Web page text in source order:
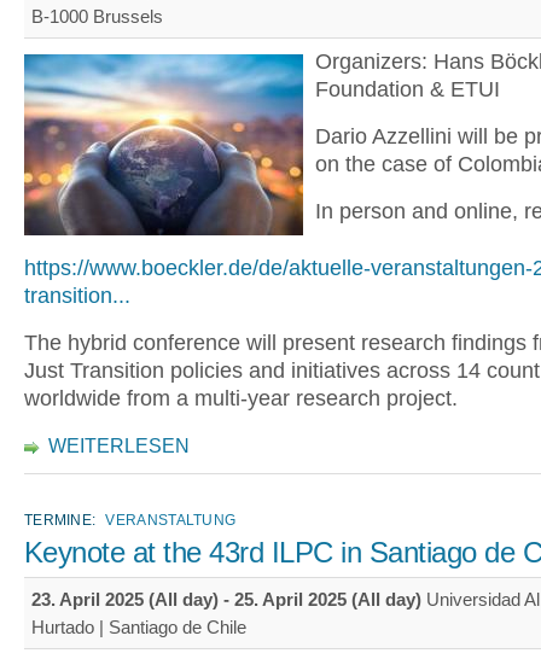
B-1000 Brussels
Organizers: Hans
Foundation & ETUI
Dario Azzellini will be
on the case of
In person and online,
https://www.boeckler.de/de/aktuelle-veranstaltungen-
transition...
The hybrid conference will present research findings
Just Transition policies and initiatives across 14
worldwide from a multi-year research project.
WEITERLESEN
TERMINE: VERANSTALTUNG
Keynote at the 43rd ILPC in Santiago de
23. April 2025 (All day) - 25. April 2025 (All day) Universidad
Hurtado | Santiago de Chile